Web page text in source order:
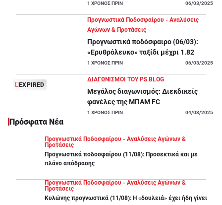
1 ΧΡΟΝΟΣ ΠΡΙΝ 06/03/2025
Προγνωστικά Ποδοσφαίρου - Αναλύσεις
Αγώνων & Προτάσεις
Προγνωστικά ποδόσφαιρο (06/03):
«Ερυθρόλευκο» ταξίδι μέχρι 1.82
1 ΧΡΟΝΟΣ ΠΡΙΝ 06/03/2025
EXPIRED
ΔΙΑΓΩΝΙΣΜΟΙ ΤΟΥ PS BLOG
Μεγάλος διαγωνισμός: Διεκδικείς
φανέλες της ΜΠΑΜ FC
1 ΧΡΟΝΟΣ ΠΡΙΝ 04/03/2025
Πρόσφατα Νέα
Προγνωστικά Ποδοσφαίρου - Αναλύσεις Αγώνων &
Προτάσεις
Προγνωστικά ποδοσφαίρου (11/08): Προσεκτικά και με
πλάνο απόδρασης
Προγνωστικά Ποδοσφαίρου - Αναλύσεις Αγώνων &
Προτάσεις
Κυλώνης προγνωστικά (11/08): Η «δουλειά» έχει ήδη γίνει